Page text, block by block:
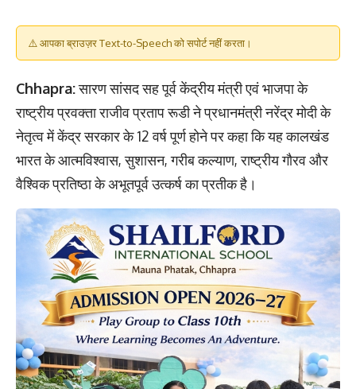
⚠️ आपका ब्राउज़र Text-to-Speech को सपोर्ट नहीं करता।
Chhapra:सारण सांसद सह पूर्व केंद्रीय मंत्री एवं भाजपा के
राष्ट्रीय प्रवक्ता राजीव प्रताप रूडी ने प्रधानमंत्री नरेंद्र मोदी के
नेतृत्व में केंद्र सरकार के 12 वर्ष पूर्ण होने पर कहा कि यह कालखंड
भारत के आत्मविश्वास, सुशासन, गरीब कल्याण, राष्ट्रीय गौरव और
वैश्विक प्रतिष्ठा के अभूतपूर्व उत्कर्ष का प्रतीक है।